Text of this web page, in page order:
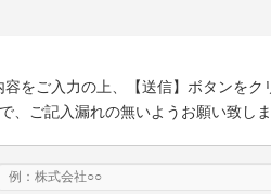
をご入力の上、【送信】ボタンをク
ご記入漏れの無いようお願い致しま